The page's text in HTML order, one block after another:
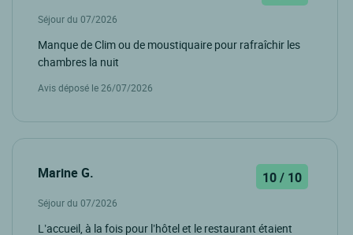
Séjour du 07/2026
Manque de Clim ou de moustiquaire pour rafraîchir les
chambres la nuit
Avis déposé le 26/07/2026
Marine G. 10 / 10
Séjour du 07/2026
L’accueil, à la fois pour l’hôtel et le restaurant étaient